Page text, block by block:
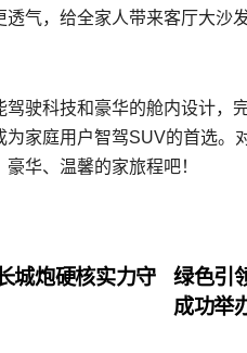
气，给全家人带来客厅大沙
驶科技和豪华的舱内设计，
家庭用户智驾SUV的首选
华、温馨的家旅程吧！
绿色引
成功举
城炮硬核实力守